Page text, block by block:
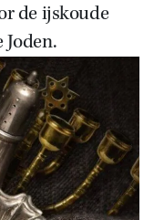
de ijskoude